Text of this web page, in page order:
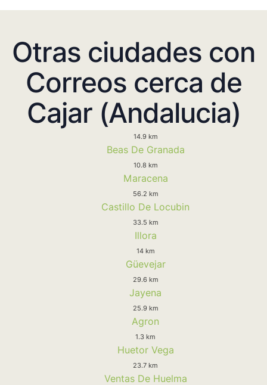
Otras ciudades con
Correos cerca de
Cajar (Andalucia)
14.9 km
Beas De Granada
10.8 km
Maracena
56.2 km
Castillo De Locubin
33.5 km
Illora
14 km
Güevejar
29.6 km
Jayena
25.9 km
Agron
1.3 km
Huetor Vega
23.7 km
Ventas De Huelma